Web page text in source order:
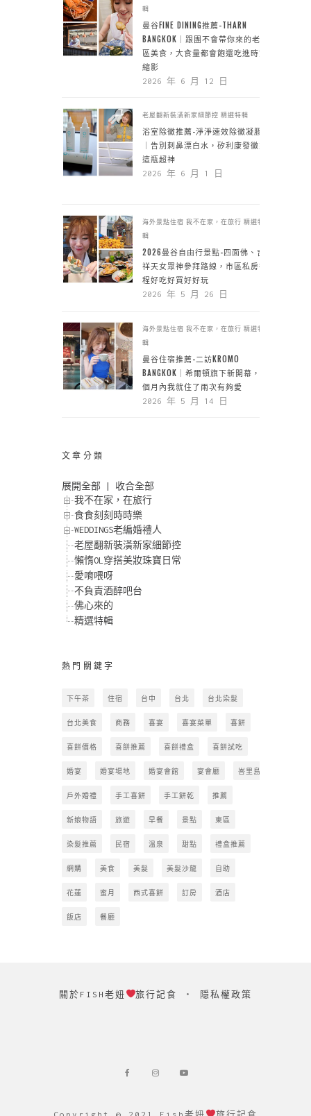
輯
曼谷FINE DINING推薦-THARN
BANGKOK｜跟團不會帶你來的老城
區美食，大食量都會飽還吃進時空
縮影
2026 年 6 月 12 日
老屋翻新裝潢新家細節控 精選特輯
浴室除黴推薦-淨淨速效除黴凝膠
｜告別刺鼻漂白水，矽利康發黴靠
這瓶超神
2026 年 6 月 1 日
海外景點住宿 我不在家，在旅行 精選特
輯
2026曼谷自由行景點-四面佛、吉
祥天女眾神參拜路線，市區私房行
程好吃好買好好玩
2026 年 5 月 26 日
海外景點住宿 我不在家，在旅行 精選特
輯
曼谷住宿推薦-二訪KROMO
BANGKOK｜希爾頓旗下新開幕，一
個月內我就住了兩次有夠愛
2026 年 5 月 14 日
文章分類
展開全部
收合全部
我不在家，在旅行
食食刻刻時時樂
WEDDINGS老編婚禮人
老屋翻新裝潢新家細節控
懶惰OL穿搭美妝珠寶日常
愛唷喂呀
不負責酒醉吧台
佛心來的
精選特輯
熱門關鍵字
下午茶 住宿 台中 台北 台北染髮
台北美食 商務 喜宴 喜宴菜單 喜餅
喜餅價格 喜餅推薦 喜餅禮盒 喜餅試吃
婚宴 婚宴場地 婚宴會館 宴會廳 峇里島
戶外婚禮 手工喜餅 手工餅乾 推薦
新娘物語 旅遊 早餐 景點 東區
染髮推薦 民宿 溫泉 甜點 禮盒推薦
網購 美食 美髮 美髮沙龍 自助
花蓮 蜜月 西式喜餅 訂房 酒店
飯店 餐廳
關於FISH老妞 旅行記食 ‧ 隱私權政策